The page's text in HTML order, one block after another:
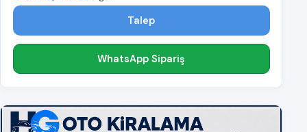
Talep
WhatsApp Sipariş